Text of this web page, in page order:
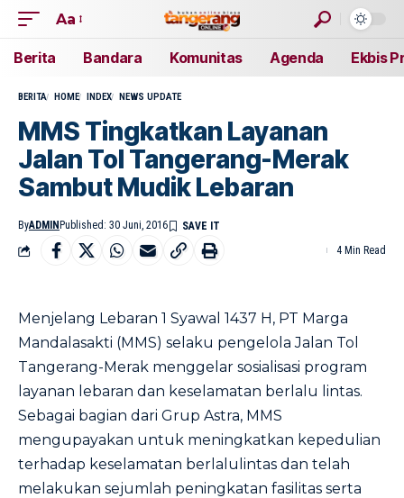
Aa
Berita Bandara Komunitas Agenda Ekbis
BERITA HOME INDEX NEWS UPDATE
MMS Tingkatkan Layanan
Jalan Tol Tangerang-Merak
Sambut Mudik Lebaran
ByADMIN Published: 30 Juni, 2016
4 Min Read
Menjelang Lebaran 1 Syawal 1437 H, PT Marga
Mandalasakti (MMS) selaku pengelola Jalan Tol
Tangerang-Merak menggelar sosialisasi program
layanan lebaran dan keselamatan berlalu lintas.
Sebagai bagian dari Grup Astra, MMS
mengupayakan untuk meningkatkan kepedulian
terhadap keselamatan berlalulintas dan telah
melakukan sejumlah peningkatan fasilitas serta